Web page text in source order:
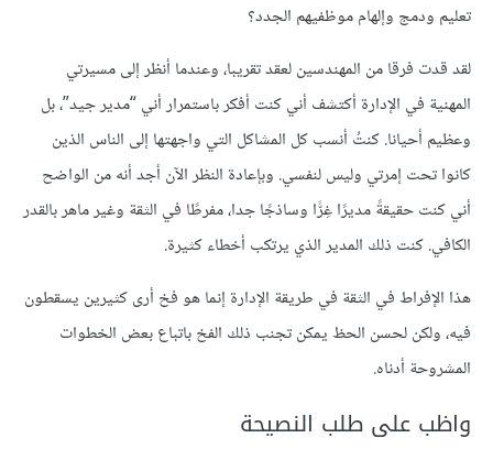
تعليم ودمج وإلهام موظفيهم الجدد؟
لقد قدت فرقا من المهندسين لعقد تقريبا، وعندما أنظر إلى مسيرتي
المهنية في الإدارة أكتشف أني كنت أفكر باستمرار أني “مدير جيد”، بل
وعظيم أحيانا. كنتُ أنسب كل المشاكل التي واجهتها إلى الناس الذين
كانوا تحت إمرتي وليس لنفسي. وبإعادة النظر الآن أجد أنه من الواضح
أني كنت حقيقةً مديرًا غِرًّا وساذجًا جدا، مفرطًا في الثقة وغير ماهر بالقدر
الكافي. كنت ذلك المدير الذي يرتكب أخطاء كثيرة.
هذا الإفراط في الثقة في طريقة الإدارة إنما هو فخ أرى كثيرين يسقطون
فيه، ولكن لحسن الحظ يمكن تجنب ذلك الفخ باتباع بعض الخطوات
المشروحة أدناه.
واظب على طلب النصيحة